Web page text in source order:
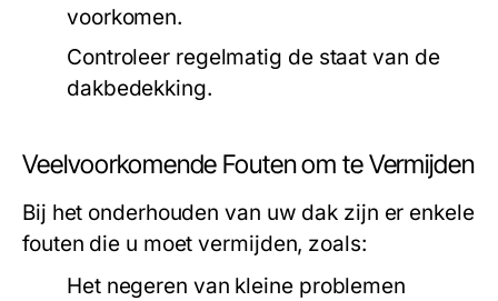
voorkomen.
Controleer regelmatig de staat van de
dakbedekking.
Veelvoorkomende Fouten om te Vermijden
Bij het onderhouden van uw dak zijn er enkele
fouten die u moet vermijden, zoals:
Het negeren van kleine problemen